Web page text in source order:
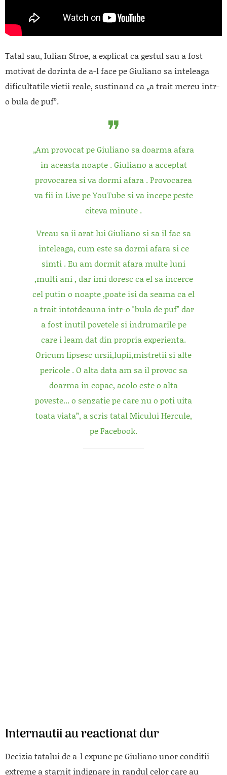
Tatal sau, Iulian Stroe, a explicat ca gestul sau a fost
motivat de dorinta de a-l face pe Giuliano sa inteleaga
dificultatile vietii reale, sustinand ca „a trait mereu intr-
o bula de puf”.
„Am provocat pe Giuliano sa doarma afara
in aceasta noapte . Giuliano a acceptat
provocarea si va dormi afara . Provocarea
va fii in Live pe YouTube si va incepe peste
citeva minute .
Vreau sa ii arat lui Giuliano si sa il fac sa
inteleaga, cum este sa dormi afara si ce
simti . Eu am dormit afara multe luni
,multi ani , dar imi doresc ca el sa incerce
cel putin o noapte ,poate isi da seama ca el
a trait intotdeauna intr-o "bula de puf" dar
a fost inutil povetele si indrumarile pe
care i leam dat din propria experienta.
Oricum lipsesc ursii,lupii,mistretii si alte
pericole . O alta data am sa il provoc sa
doarma in copac, acolo este o alta
poveste... o senzatie pe care nu o poti uita
toata viata”, a scris tatal Micului Hercule,
pe Facebook.
Internautii au reactionat dur
Decizia tatalui de a-l expune pe Giuliano unor conditii
extreme a starnit indignare in randul celor care au